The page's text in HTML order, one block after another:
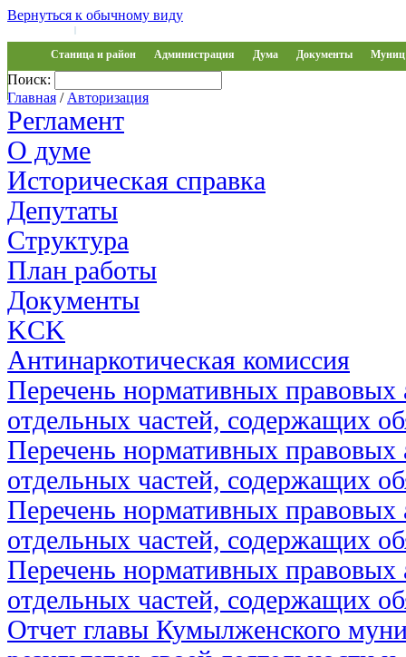
Вернуться к обычному виду
|
Станица и район Администрация Дума Документы Муниц
Обращения
Поиск:
Главная / Авторизация
Регламент
О думе
Историческая справка
Депутаты
Структура
План работы
Документы
KCK
Антинаркотическая комиссия
Перечень нормативных правовых
отдельных частей, содержащих
Перечень нормативных правовых
отдельных частей, содержащих
Перечень нормативных правовых
отдельных частей, содержащих
Перечень нормативных правовых
отдельных частей, содержащих
Отчет главы Кумылженского